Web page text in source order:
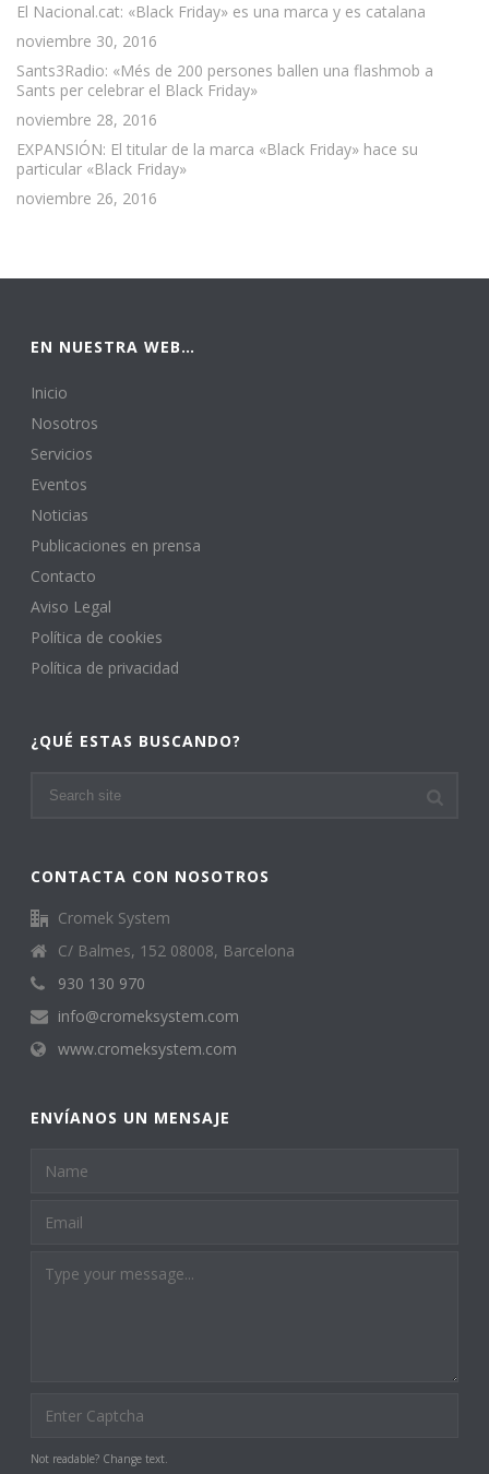
El Nacional.cat: «Black Friday» es una marca y es catalana
noviembre 30, 2016
Sants3Radio: «Més de 200 persones ballen una flashmob a
Sants per celebrar el Black Friday»
noviembre 28, 2016
EXPANSIÓN: El titular de la marca «Black Friday» hace su
particular «Black Friday»
noviembre 26, 2016
EN NUESTRA WEB…
Inicio
Nosotros
Servicios
Eventos
Noticias
Publicaciones en prensa
Contacto
Aviso Legal
Política de cookies
Política de privacidad
¿QUÉ ESTAS BUSCANDO?
CONTACTA CON NOSOTROS
Cromek System
C/ Balmes, 152 08008, Barcelona
930 130 970
info@cromeksystem.com
www.cromeksystem.com
ENVÍANOS UN MENSAJE
Not readable? Change text.